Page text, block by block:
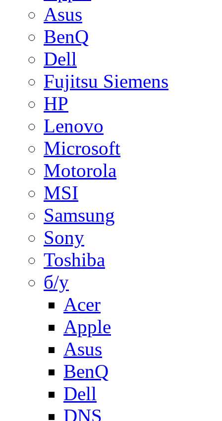
Asus
BenQ
Dell
Fujitsu Siemens
HP
Lenovo
Microsoft
Motorola
MSI
Samsung
Sony
Toshiba
б/у
Acer
Apple
Asus
BenQ
Dell
DNS